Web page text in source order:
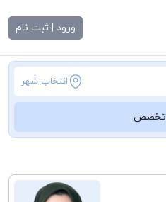
ورود | ثبت نام
انتخاب شهر
تخصص